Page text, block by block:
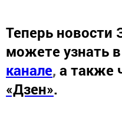
Теперь новости
можете узнать
канале, а также
«Дзен».